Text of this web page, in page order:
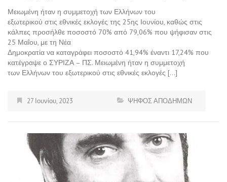
Μειωμένη ήταν η συμμετοχή των Ελλήνων του
εξωτερικού στις εθνικές εκλογές της 25ης Ιουνίου, καθώς στις
κάλπες προσήλθε ποσοστό 70% από 79,06% που ψήφισαν στις
25 Μαΐου, με τη Νέα
Δημοκρατία να καταγράφει ποσοστό 41,94% έναντι 17,24% που
κατέγραψε ο ΣΥΡΙΖΑ – ΠΣ. Μειωμένη ήταν η συμμετοχή
των Ελλήνων του εξωτερικού στις εθνικές εκλογές […]
27 Ιουνίου, 2023 ΨΗΦΟΣ ΑΠΟΔΗΜΩΝ